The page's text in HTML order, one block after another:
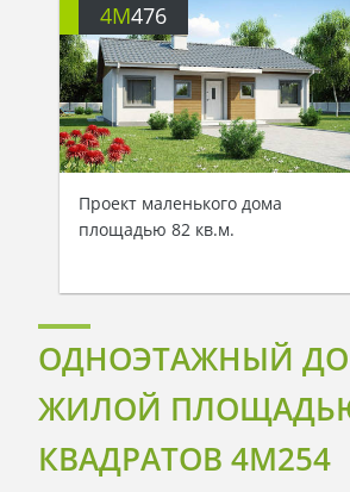
4M476
Проект маленького дома
площадью 82 кв.м.
ОДНОЭТАЖНЫЙ
ЖИЛОЙ
КВАДРАТОВ 4M254